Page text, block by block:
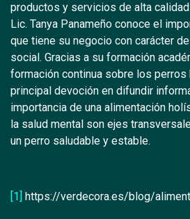
productos y servicios de alta
Lic. Tanya Panameño conoce el
que tiene su negocio con carácter
social. Gracias a su formación
formación continua sobre los perros
principal devoción en difundir
importancia de una alimentación
la salud mental son ejes
un perro saludable y estable.
[1] https://verdecora.es/blog/